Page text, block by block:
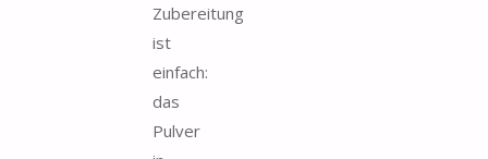
Zubereitung
ist
einfach:
das
Pulver